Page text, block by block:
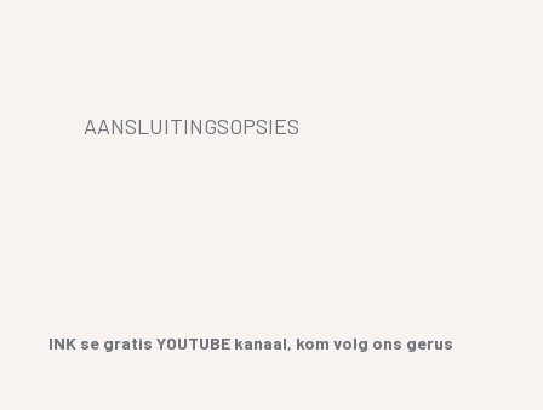
AANSLUITINGSOPSIES
INK se gratis YOUTUBE kanaal, kom volg ons gerus